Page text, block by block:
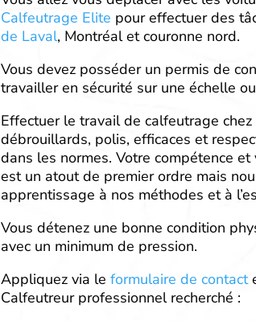
Calfeutrage Elite pour effectuer des
de Laval, Montréal et couronne nord.
Vous devez posséder un permis de
travailler en sécurité sur une échelle
Effectuer le travail de calfeutrage
débrouillards, polis, efficaces et
dans les normes. Votre compétence
est un atout de premier ordre mais
apprentissage à nos méthodes et à
Vous détenez une bonne condition
avec un minimum de pression.
Appliquez via le formulaire de contact
Calfeutreur professionnel recherché :